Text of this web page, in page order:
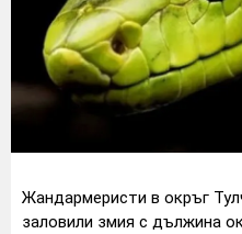
Жандармеристи в окръг
заловили змия с дължина